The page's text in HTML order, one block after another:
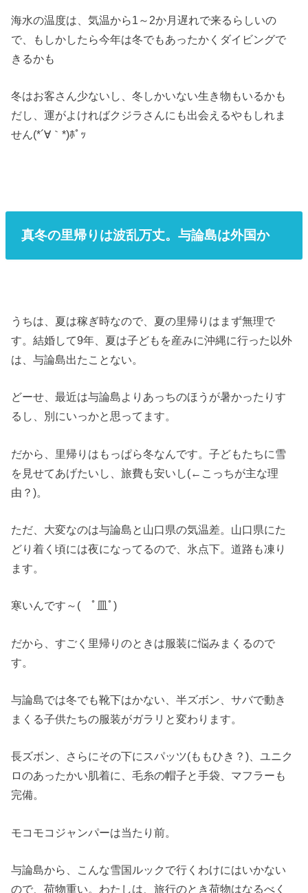
海水の温度は、気温から1～2か月遅れで来るらしいの
で、もしかしたら今年は冬でもあったかくダイビングで
きるかも
冬はお客さん少ないし、冬しかいない生き物もいるかも
だし、運がよければクジラさんにも出会えるやもしれま
せん(*´∀｀*)ﾎﾟｯ
真冬の里帰りは波乱万丈。与論島は外国か
うちは、夏は稼ぎ時なので、夏の里帰りはまず無理で
す。結婚して9年、夏は子どもを産みに沖縄に行った以外
は、与論島出たことない。
どーせ、最近は与論島よりあっちのほうが暑かったりす
るし、別にいっかと思ってます。
だから、里帰りはもっぱら冬なんです。子どもたちに雪
を見せてあげたいし、旅費も安いし(←こっちが主な理
由？)。
ただ、大変なのは与論島と山口県の気温差。山口県にた
どり着く頃には夜になってるので、氷点下。道路も凍り
ます。
寒いんです～( ﾟ皿ﾟ)
だから、すごく里帰りのときは服装に悩みまくるので
す。
与論島では冬でも靴下はかない、半ズボン、サバで動き
まくる子供たちの服装がガラリと変わります。
長ズボン、さらにその下にスパッツ(ももひき？)、ユニク
ロのあったかい肌着に、毛糸の帽子と手袋、マフラーも
完備。
モコモコジャンパーは当たり前。
与論島から、こんな雪国ルックで行くわけにはいかない
ので、荷物重い。わたしは、旅行のとき荷物はなるべく